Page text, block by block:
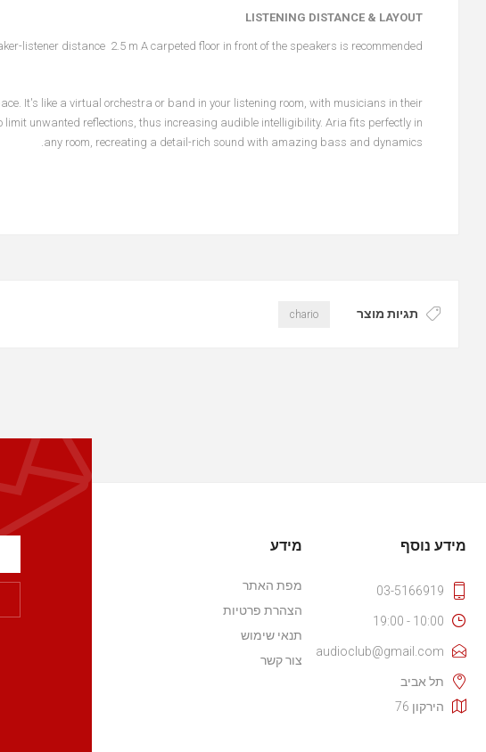
LISTENING DISTANCE & LAYOUT
listener distance 2.5 m A carpeted floor in front of the speakers is recommended
It's like a virtual orchestra or band in your listening room, with musicians in their
unwanted reflections, thus increasing audible intelligibility. Aria fits perfectly in
any room, recreating a detail-rich sound with amazing bass and dynamics.
תגיות מוצר chario
מידע נוסף
03-5166919
10:00 - 19:00
audioclub@gmail.com
תל אביב
הירקון 76
מידע
מפת האתר
הצהרת פרטיות
תנאי שימוש
צור קשר